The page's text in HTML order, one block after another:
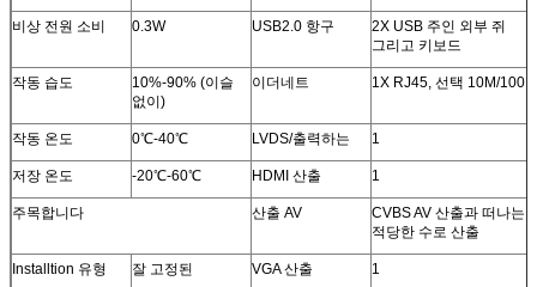
비상 전원 소비 0.3W USB2.0 항구
2X USB 주인 외부 쥐
그리고 키보드
작동 습도
10%-90% (이슬
없이)
이더네트 1X RJ45, 선택 10M/100M
작동 온도 0℃-40℃ LVDS/출력하는 1
저장 온도 -20℃-60℃ HDMI 산출 1
주목합니다 산출 AV
CVBS AV 산출과 떠나는
적당한 수로 산출
Installtion 유형 잘 고정된 VGA 산출 1